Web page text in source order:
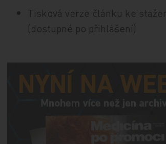
Tisková verze článku ke
(dostupné po přihlášení)